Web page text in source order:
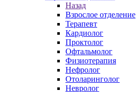
Назад
Взрослое отделение
Терапевт
Кардиолог
Проктолог
Офтальмолог
Физиотерапия
Нефролог
Отоларинголог
Невролог